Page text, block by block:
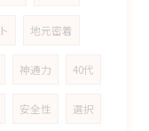
地元密着
神通力 40代
安全性 選択